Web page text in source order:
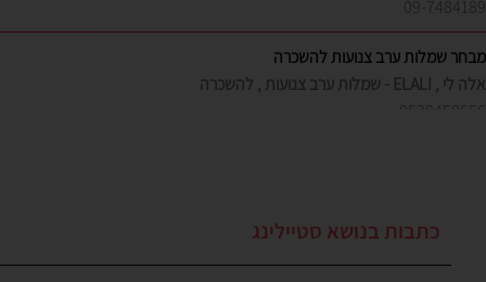
מבחר שמלות ערב צנועות להשכרה
אלה לי , ELALI - שמלות ערב צנועות , להשכרה
0528459556
כתבות בנושא סטיילינג